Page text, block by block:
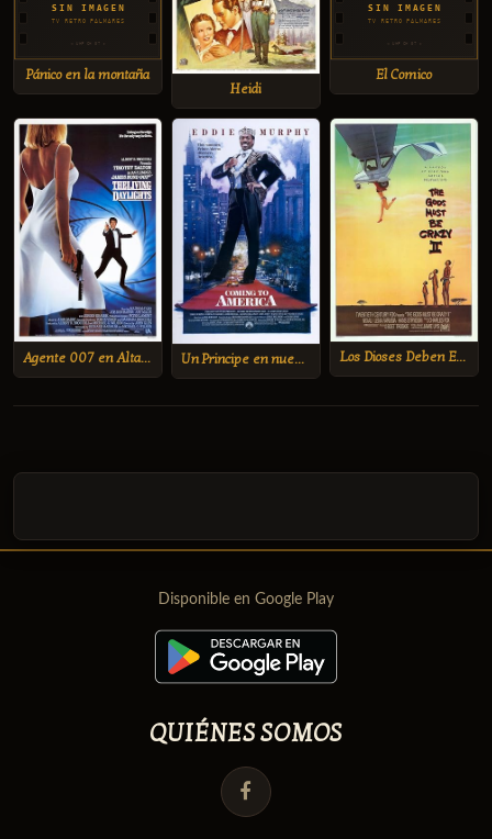
Pánico en la montaña
Heidi
El Comico
Agente 007 en Alta Tension Un Principe en nueva York Los Dioses Deben Estar Locos 2
Disponible en Google Play
QUIÉNES SOMOS